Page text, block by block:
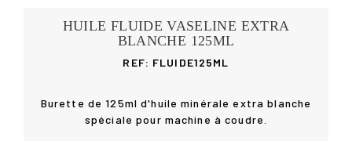
HUILE FLUIDE VASELINE EXTRA
BLANCHE 125ML
REF: FLUIDE125ML
Burette de 125ml d'huile minérale extra blanche
spéciale pour machine à coudre.